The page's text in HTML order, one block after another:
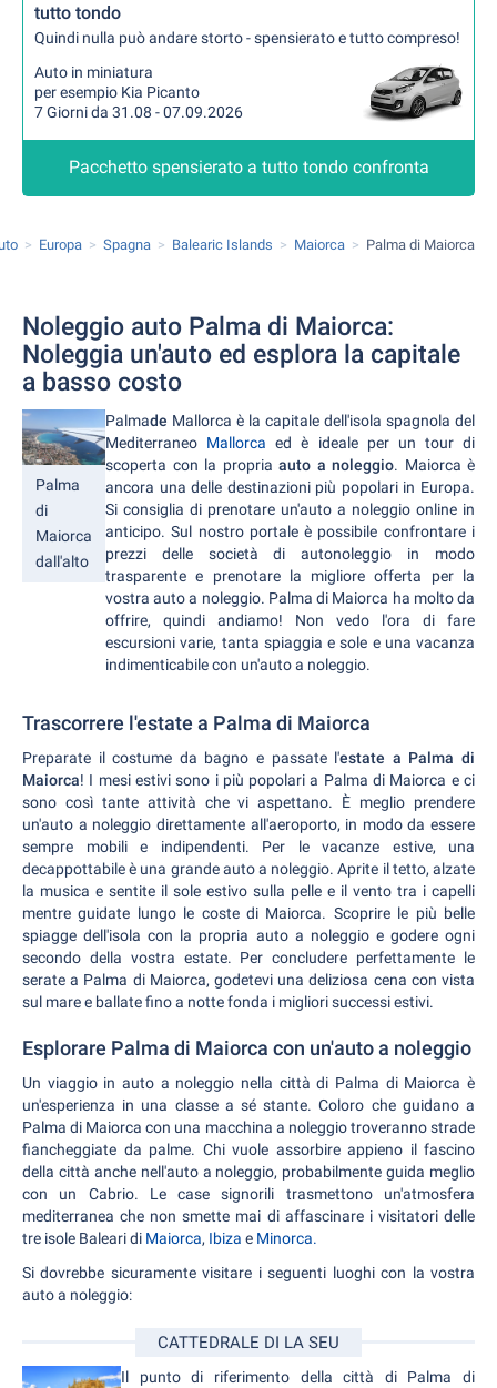
tutto tondo
Quindi nulla può andare storto - spensierato e tutto compreso!
Auto in miniatura
per esempio Kia Picanto
7 Giorni da 31.08 - 07.09.2026
Pacchetto spensierato a tutto tondo confronta
Europa Spagna Balearic Islands Maiorca Palma di Maiorca
Noleggio auto Palma di Maiorca:
Noleggia un'auto ed esplora la capitale
a basso costo
Palma
di
Maiorca
dall'alto
Palmade Mallorca è la capitale dell'isola spagnola del
Mediterraneo Mallorca ed è ideale per un tour di
scoperta con la propria auto a noleggio. Maiorca è
ancora una delle destinazioni più popolari in Europa.
Si consiglia di prenotare un'auto a noleggio online in
anticipo. Sul nostro portale è possibile confrontare i
prezzi delle società di autonoleggio in modo
trasparente e prenotare la migliore offerta per la
vostra auto a noleggio. Palma di Maiorca ha molto da
offrire, quindi andiamo! Non vedo l'ora di fare
escursioni varie, tanta spiaggia e sole e una vacanza
indimenticabile con un'auto a noleggio.
Trascorrere l'estate a Palma di Maiorca
Preparate il costume da bagno e passate l'estate a Palma di
Maiorca! I mesi estivi sono i più popolari a Palma di Maiorca e ci
sono così tante attività che vi aspettano. È meglio prendere
un'auto a noleggio direttamente all'aeroporto, in modo da essere
sempre mobili e indipendenti. Per le vacanze estive, una
decappottabile è una grande auto a noleggio. Aprite il tetto, alzate
la musica e sentite il sole estivo sulla pelle e il vento tra i capelli
mentre guidate lungo le coste di Maiorca. Scoprire le più belle
spiagge dell'isola con la propria auto a noleggio e godere ogni
secondo della vostra estate. Per concludere perfettamente le
serate a Palma di Maiorca, godetevi una deliziosa cena con vista
sul mare e ballate fino a notte fonda i migliori successi estivi.
Esplorare Palma di Maiorca con un'auto a noleggio
Un viaggio in auto a noleggio nella città di Palma di Maiorca è
un'esperienza in una classe a sé stante. Coloro che guidano a
Palma di Maiorca con una macchina a noleggio troveranno strade
fiancheggiate da palme. Chi vuole assorbire appieno il fascino
della città anche nell'auto a noleggio, probabilmente guida meglio
con un Cabrio. Le case signorili trasmettono un'atmosfera
mediterranea che non smette mai di affascinare i visitatori delle
tre isole Baleari di Maiorca, Ibiza e Minorca.
Si dovrebbe sicuramente visitare i seguenti luoghi con la vostra
auto a noleggio:
CATTEDRALE DI LA SEU
Il punto di riferimento della città di Palma di